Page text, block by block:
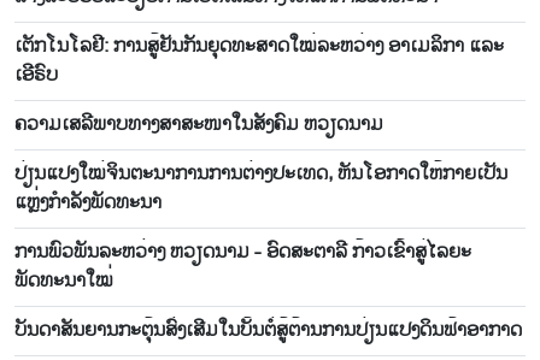
ເຕັກ​ໂນ​ໂລ​ຢີ: ການ​ສູ້​ຢັນ​ກັນ​ຍຸດ​ທະ​ສາດ​ໃໝ່​ລະ​ຫວ່າງ ອາ​ເມ​ລິ​ກາ ແລະ
ເອີ​ຣົບ
ຄວາມ​ເສ​ລີ​ພາບ​ທາງສາ​ສະ​ໜາ​ໃນ​ສັງ​ຄົມ ຫວຽດ​ນາມ
ປ່ຽນແປງໃໝ່ຈິນຕະນາການການຕ່າງປະເທດ, ຫັນໂອກາດໃຫ້ກາຍເປັນ
ແຫຼ່ງກຳລັງພັດທະນາ
ການພົວພັນລະຫວ່າງ ຫວຽດນາມ - ອົດສະຕາລີ ກ້າວເຂົ້າສູ່ໄລຍະ
ພັດທະນາໃໝ່
ບັນ​ດາ​ສັນ​ຍານກະ​ຕຸ້ນ​ສົ່ງ​ເສີມ​ໃນ​ບັ້ນ​ຕໍ່​ສູ້​ຕ້ານ​ການ​ປ່ຽນ​ແປງ​ດິນ​ຟ້າ​ອາ​ກາດ